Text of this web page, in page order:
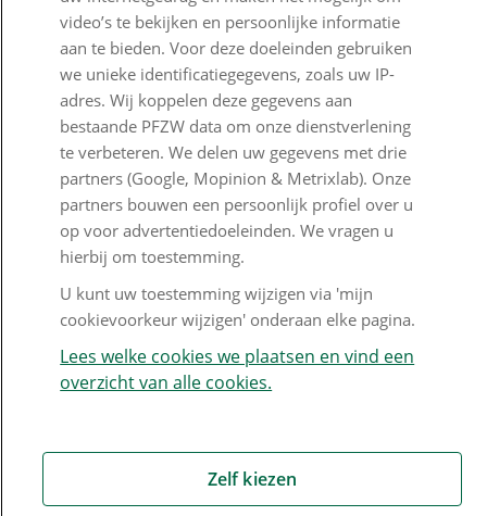
Nieuwsbrief
Digitale post
Formulieren
Disclaimer en copyright
Privacy en cookies
Mijn cookievoorkeur wijzigen
video’s te bekijken en persoonlijke informatie
aan te bieden. Voor deze doeleinden gebruiken
we unieke identificatiegegevens, zoals uw IP-
adres. Wij koppelen deze gegevens aan
bestaande PFZW data om onze dienstverlening
te verbeteren. We delen uw gegevens met drie
partners (Google, Mopinion & Metrixlab). Onze
partners bouwen een persoonlijk profiel over u
op voor advertentiedoeleinden. We vragen u
hierbij om toestemming.
U kunt uw toestemming wijzigen via 'mijn
cookievoorkeur wijzigen' onderaan elke pagina.
Lees welke cookies we plaatsen en vind een
overzicht van alle cookies.
Zelf kiezen